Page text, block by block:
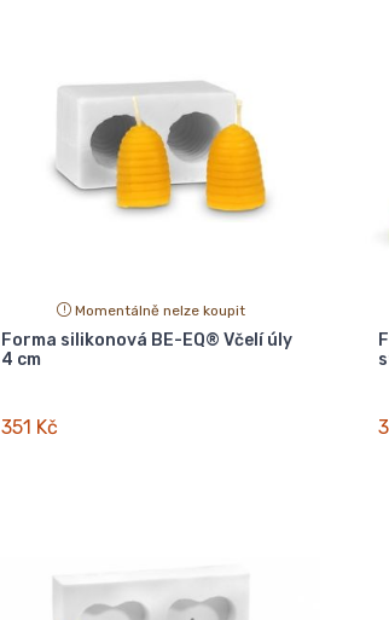
Momentálně nelze koupit
Forma silikonová BE-EQ® Včelí úly
4 cm
351 Kč